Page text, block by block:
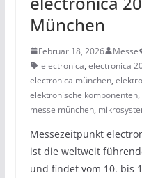
München
Februar 18, 2026 Messe
electronica, electronica
electronica münchen,
elektronische komponenten,
messe münchen,
Messezeitpunkt
ist die weltweit
und findet vom 10. bis